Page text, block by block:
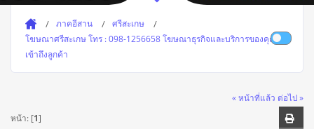
ภาคอีสาน
ศรีสะเกษ
โฆษณาศรีสะเกษ โทร : 098-1256658 โฆษณาธุรกิจและบริการของคุณ ให้
เข้าถึงลูกค้า
« หน้าที่แล้ว ต่อไป »
หน้า: [1]